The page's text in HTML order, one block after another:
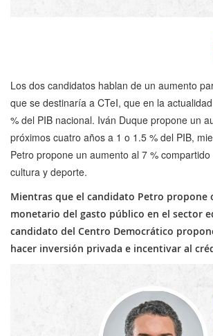
Los dos candidatos hablan de un aumento
que se destinaría a CTeI, que en la
% del PIB nacional. Iván Duque propone un
próximos cuatro años a 1 o 1.5 % del PIB,
Petro propone un aumento al 7 %
cultura y deporte.
Mientras que el candidato Petro propone
monetario del gasto público en el sector
candidato del Centro Democrático
hacer inversión privada e incentivar al